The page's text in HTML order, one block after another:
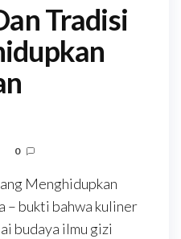
Tradisi
0
Menghidupkan
– bukti bahwa kuliner
budaya ilmu gizi